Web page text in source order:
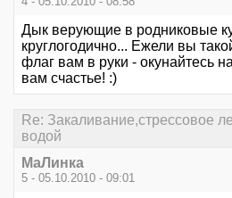
Дык верующие в родниковые
круглогодично... Ежели вы
флаг вам в руки - окунайтесь
вам счастье! :)
Re: Закаливание,стрессовое
водой
МаЛинка
5 - 05.10.2010 - 09:01